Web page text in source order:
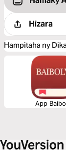
Hizara
Hampitaha ny
App